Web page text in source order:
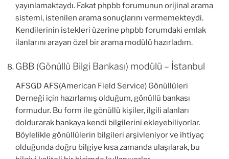
yayınlamaktaydı. Fakat phpbb forumunun orijinal arama
sistemi, istenilen arama sonuçlarını vermemekteydi.
Kendilerinin istekleri üzerine phpbb forumdaki emlak
ilanlarını arayan özel bir arama modülü hazırladım.
GBB (Gönüllü Bilgi Bankası) modülü – İstanbul
AFSGD AFS(American Field Service) Gönüllüleri
Derneği için hazırlamış olduğum, gönüllü bankası
formudur. Bu form ile gönüllü kişiler, ilgili alanları
doldurarak bankaya kendi bilgilerini ekleyebiliyorlar.
Böylelikle gönüllülerin bilgileri arşivleniyor ve ihtiyaç
olduğunda doğru bilgiye kısa zamanda ulaşılarak, bu